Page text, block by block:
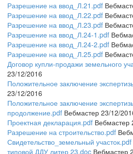
Разрешение на ввод_Л.21.pdf
Разрешение на ввод_Л.22.pdf
Разрешение на ввод_Л.23.pdf
Разрешение на ввод_Л.24-1.pdf
Разрешение на ввод_Л.24-2.pdf
Разрешение на ввод_Л.25.pdf
Договор купли-продажи земельного
23/12/2016
Положительное заключение
23/12/2016
Положительное заключение
продолжение.pdf Вебмастер 23/12/
Проектная декларация.pdf Вебмастер
Разрешение на строительство.pdf
Свидетельство_земельный участок.pdf
типовой ДДУ литер 23.doc Вебмастер